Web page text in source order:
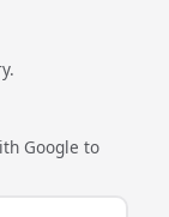
Google to